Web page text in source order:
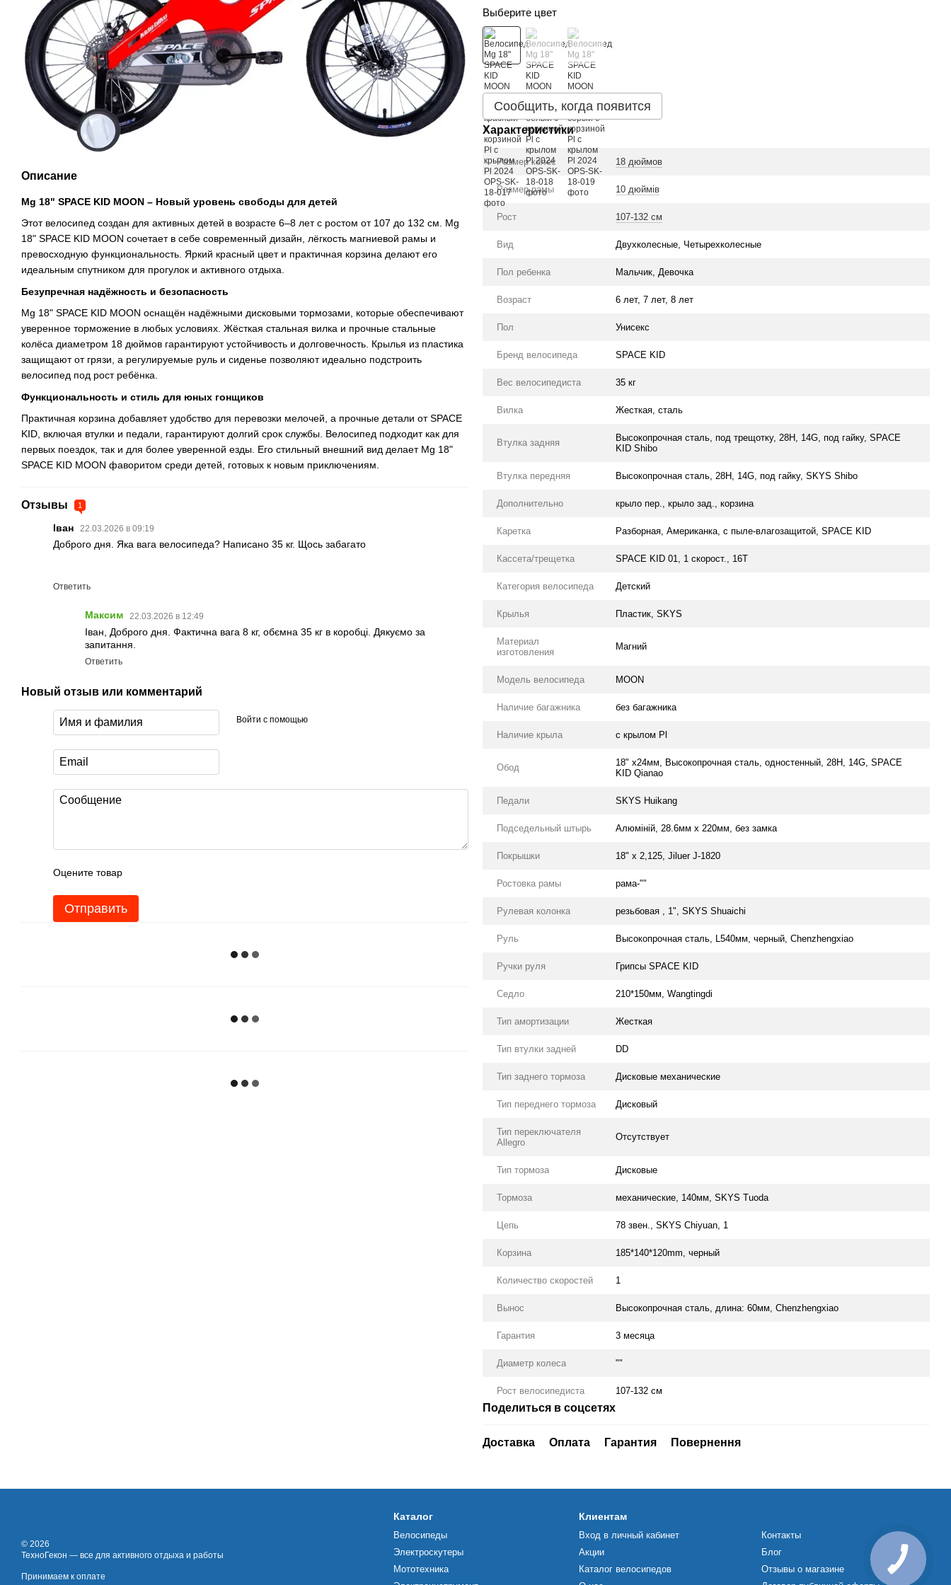
Описание
Mg 18" SPACE KID MOON – Новый уровень свободы для детей
Этот велосипед создан для активных детей в возрасте 6–8 лет с ростом от 107 до 132 см. Mg
18" SPACE KID MOON сочетает в себе современный дизайн, лёгкость магниевой рамы и
превосходную функциональность. Яркий красный цвет и практичная корзина делают его
идеальным спутником для прогулок и активного отдыха.
Безупречная надёжность и безопасность
Mg 18" SPACE KID MOON оснащён надёжными дисковыми тормозами, которые обеспечивают
уверенное торможение в любых условиях. Жёсткая стальная вилка и прочные стальные
колёса диаметром 18 дюймов гарантируют устойчивость и долговечность. Крылья из пластика
защищают от грязи, а регулируемые руль и сиденье позволяют идеально подстроить
велосипед под рост ребёнка.
Функциональность и стиль для юных гонщиков
Практичная корзина добавляет удобство для перевозки мелочей, а прочные детали от SPACE
KID, включая втулки и педали, гарантируют долгий срок службы. Велосипед подходит как для
первых поездок, так и для более уверенной езды. Его стильный внешний вид делает Mg 18"
SPACE KID MOON фаворитом среди детей, готовых к новым приключениям.
Отзывы 1
Іван 22.03.2026 в 09:19
Доброго дня. Яка вага велосипеда? Написано 35 кг. Щось забагато
Ответить
Максим 22.03.2026 в 12:49
Іван, Доброго дня. Фактична вага 8 кг, обємна 35 кг в коробці. Дякуємо за
запитання.
Ответить
Новый отзыв или комментарий
Войти с помощью
Оцените товар
Отправить
Выберите цвет
Сообщить, когда появится
Характеристики
Размер колес 18 дюймов
Размер рамы 10 дюймів
Рост 107-132 см
Вид Двухколесные, Четырехколесные
Пол ребенка Мальчик, Девочка
Возраст 6 лет, 7 лет, 8 лет
Пол Унисекс
Бренд велосипеда SPACE KID
Вес велосипедиста 35 кг
Вилка Жесткая, сталь
Втулка задняя
Высокопрочная сталь, под трещотку, 28H, 14G, под гайку, SPACE
KID Shibo
Втулка передняя Высокопрочная сталь, 28H, 14G, под гайку, SKYS Shibo
Дополнительно крыло пер., крыло зад., корзина
Каретка Разборная, Американка, с пыле-влагозащитой, SPACE KID
Кассета/трещетка SPACE KID 01, 1 скорост., 16Т
Категория велосипеда Детский
Крылья Пластик, SKYS
Материал
изготовления
Магний
Модель велосипеда MOON
Наличие багажника без багажника
Наличие крыла с крылом Pl
Обод
18" х24мм, Высокопрочная сталь, одностенный, 28H, 14G, SPACE
KID Qianao
Педали SKYS Huikang
Подседельный штырь Алюмiнiй, 28.6мм х 220мм, без замка
Покрышки 18" x 2,125, Jiluer J-1820
Ростовка рамы рама-""
Рулевая колонка резьбовая , 1", SKYS Shuaichi
Руль Высокопрочная сталь, L540мм, черный, Chenzhengxiao
Ручки руля Грипсы SPACE KID
Седло 210*150мм, Wangtingdi
Тип амортизации Жесткая
Тип втулки задней DD
Тип заднего тормоза Дисковые механические
Тип переднего тормоза Дисковый
Тип переключателя
Allegro
Отсутствует
Тип тормоза Дисковые
Тормоза механические, 140мм, SKYS Tuoda
Цепь 78 звен., SKYS Chiyuan, 1
Корзина 185*140*120mm, черный
Количество скоростей 1
Вынос Высокопрочная сталь, длина: 60мм, Chenzhengxiao
Гарантия 3 месяца
Диаметр колеса ""
Рост велосипедиста 107-132 см
Поделиться в соцсетях
Доставка Оплата Гарантия Повернення
© 2026
ТехноГекон — все для активного отдыха и работы
Принимаем к оплате
Каталог
Велосипеды
Электроскутеры
Мототехника
Клиентам
Вход в личный кабинет
Акции
Каталог велосипедов
Контакты
Блог
Отзывы о магазине